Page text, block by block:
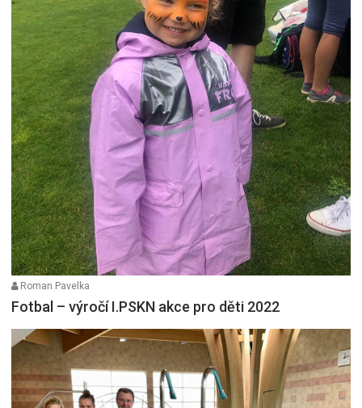
Roman Pavelka
Fotbal – výročí I.PSKN akce pro děti 2022